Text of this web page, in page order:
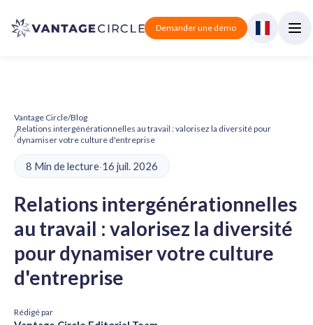
Demander une démo
Vantage Circle/Blog
/
Relations intergénérationnelles au travail : valorisez la diversité pour
dynamiser votre culture d'entreprise
8 Min de lecture·16 juil. 2026
Relations intergénérationnelles
au travail : valorisez la diversité
pour dynamiser votre culture
d'entreprise
Rédigé par